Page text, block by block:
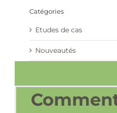
Catégories
Etudes de cas
Nouveautés